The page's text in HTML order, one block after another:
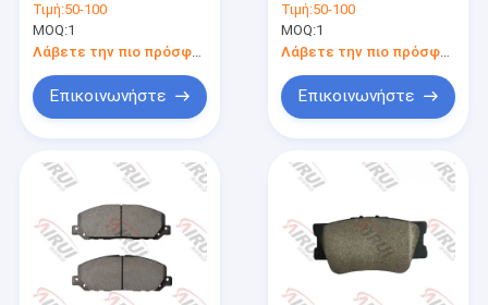
γεμίζει την υψηλής
θερμοκρασίας σειρά
-40°C σε 300°C
Τιμή:50-100
MOQ:1
Λάβετε την πιο πρόσφατη τιμή
Επικοινωνήστε
αυτοκινήτων
τεχνολογίας γεμίζει
0,35 - 0,45
συντελεστή τριβής
Τιμή:50-100
MOQ:1
Επικοινωνήστε